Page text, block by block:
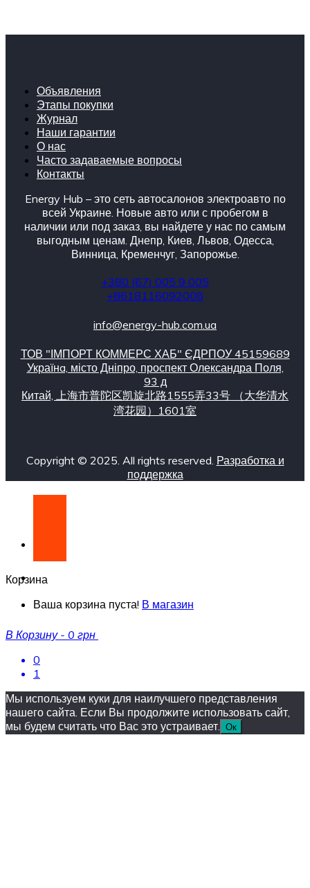
Объявления
Этапы покупки
Журнал
Наши гарантии
О нас
Часто задаваемые вопросы
Контакты
Energy Hub – это сеть автосалонов электроавто по
всей Украине. Новые авто или с пробегом в
наличии или под заказ, вы найдете у нас по самым
выгодным ценам. Днепр, Киев, Львов, Одесса,
Винница, Кременчуг, Запорожье.
+380 (67) 005 9 005
+8618116092008
info@energy-hub.com.ua
ТОВ "ІМПОРТ КОММЕРС ХАБ" ЄДРПОУ 45159689
Українa, місто Дніпро, проспект Олександра Поля,
93 д
Китай, 上海市普陀区凯旋北路1555弄33号 （大华清水
湾花园）1601室
Copyright © 2025. All rights reserved. Разработка и
поддержка
Корзина
Ваша корзина пуста! В магазин
В Корзину - 0 грн
0
1
Мы используем куки для наилучшего представления
нашего сайта. Если Вы продолжите использовать сайт,
мы будем считать что Вас это устраивает.
Ок